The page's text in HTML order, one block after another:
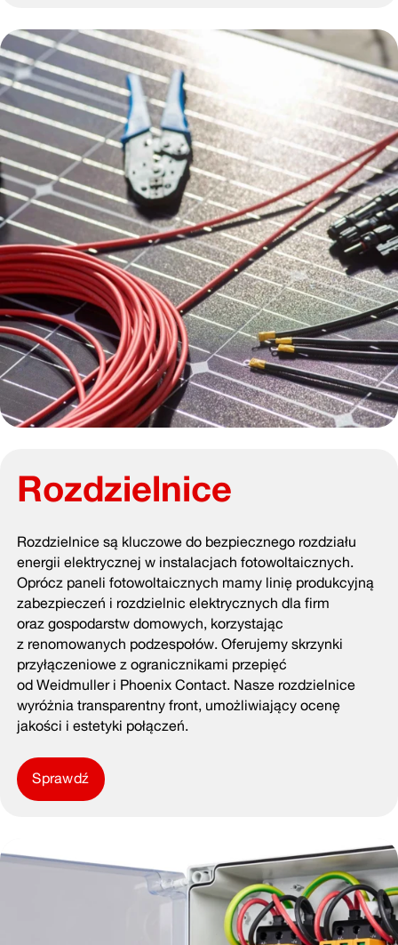
Rozdzielnice
Rozdzielnice są kluczowe do bezpiecznego rozdziału
energii elektrycznej w instalacjach fotowoltaicznych.
Oprócz paneli fotowoltaicznych mamy linię produkcyjną
zabezpieczeń i rozdzielnic elektrycznych dla firm
oraz gospodarstw domowych, korzystając
z renomowanych podzespołów. Oferujemy skrzynki
przyłączeniowe z ogranicznikami przepięć
od Weidmuller i Phoenix Contact. Nasze rozdzielnice
wyróżnia transparentny front, umożliwiający ocenę
jakości i estetyki połączeń.
Sprawdź